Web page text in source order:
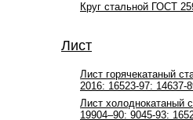
Круг стальной ГОСТ
Лист
Лист горячекатаный
2016: 16523-97: 14637-
Лист холоднокатаный
19904–90: 9045-93: